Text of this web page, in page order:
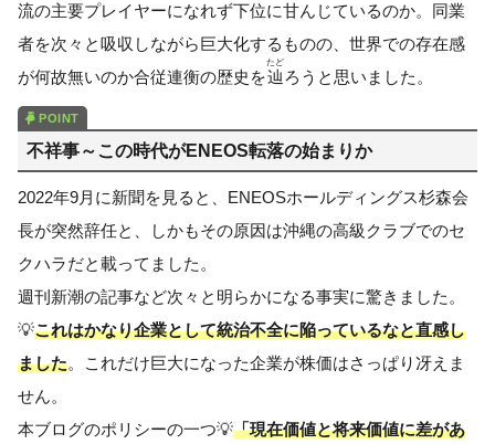
流の主要プレイヤーになれず下位に甘んじているのか。同業
者を次々と吸収しながら巨大化するものの、世界での存在感
が何故無いのか合従連衡の歴史を辿
たど
ろうと思いました。
不祥事～この時代がENEOS転落の始まりか
2022年9月に新聞を見ると、ENEOSホールディングス杉森会
長が突然辞任と、しかもその原因は沖縄の高級クラブでのセ
クハラだと載ってました。
週刊新潮の記事など次々と明らかになる事実に驚きました。
💡これはかなり企業として統治不全に陥っているなと直感し
ました。これだけ巨大になった企業が株価はさっぱり冴えま
せん。
本ブログのポリシーの一つ💡「現在価値と将来価値に差があ